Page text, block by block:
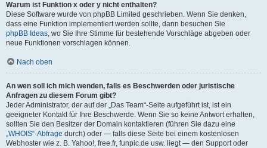
Warum ist Funktion x oder y nicht enthalten?
Diese Software wurde von phpBB Limited geschrieben. Wenn Sie denken,
dass eine Funktion implementiert werden sollte, dann besuchen Sie
phpBB Ideas, wo Sie Ihre Stimme für bestehende Vorschläge abgeben oder
neue Funktionen vorschlagen können.
Nach oben
An wen soll ich mich wenden, falls es Beschwerden oder juristische
Anfragen zu diesem Forum gibt?
Jeder Administrator, der auf der „Das Team“-Seite aufgeführt ist, ist ein
geeigneter Kontakt für Ihre Beschwerde. Wenn Sie so keine Antwort erhalten,
sollten Sie den Besitzer der Domain kontaktieren (führen Sie dazu eine
„WHOIS“-Abfrage durch) oder — falls diese Seite bei einem kostenlosen
Webhoster wie z. B. Yahoo!, free.fr, funpic.de usw. liegt — den Support oder